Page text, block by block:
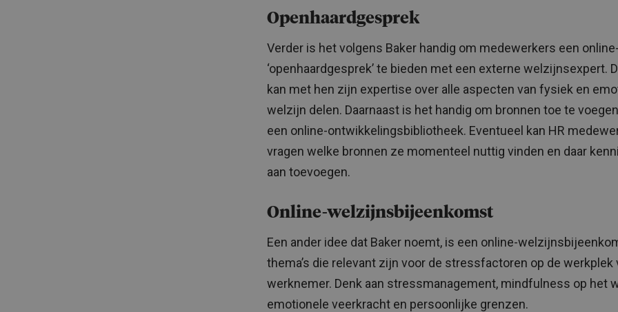
Openhaardgesprek
Verder is het volgens Baker handig om medewerkers een online-
‘openhaardgesprek’ te bieden met een externe welzijnsexpert.
kan met hen zijn expertise over alle aspecten van fysiek en
welzijn delen. Daarnaast is het handig om bronnen toe te
een online-ontwikkelingsbibliotheek. Eventueel kan HR
vragen welke bronnen ze momenteel nuttig vinden en daar
aan toevoegen.
Online-welzijnsbijeenkomst
Een ander idee dat Baker noemt, is een online-
thema’s die relevant zijn voor de stressfactoren op de werkplek
werknemer. Denk aan stressmanagement, mindfulness op het
emotionele veerkracht en persoonlijke grenzen.